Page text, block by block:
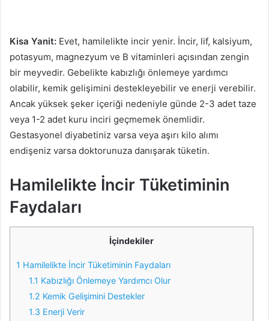
Kisa Yanit: Evet, hamilelikte incir yenir. İncir, lif, kalsiyum,
potasyum, magnezyum ve B vitaminleri açısından zengin
bir meyvedir. Gebelikte kabızlığı önlemeye yardımcı
olabilir, kemik gelişimini destekleyebilir ve enerji verebilir.
Ancak yüksek şeker içeriği nedeniyle günde 2-3 adet taze
veya 1-2 adet kuru inciri geçmemek önemlidir.
Gestasyonel diyabetiniz varsa veya aşırı kilo alımı
endişeniz varsa doktorunuza danışarak tüketin.
Hamilelikte İncir Tüketiminin
Faydaları
İçindekiler
1 Hamilelikte İncir Tüketiminin Faydaları
1.1 Kabızlığı Önlemeye Yardımcı Olur
1.2 Kemik Gelişimini Destekler
1.3 Enerji Verir